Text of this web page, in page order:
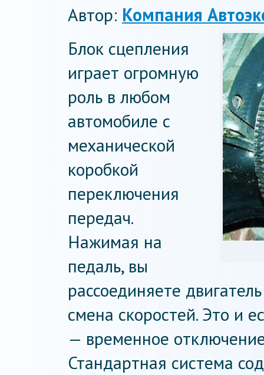
Автор: Компания
Блок сцепления
играет огромную
роль в любом
автомобиле с
механической
коробкой
переключения
передач.
Нажимая на
педаль, вы
рассоединяете
смена скоростей. Это и
— временное
Стандартная система